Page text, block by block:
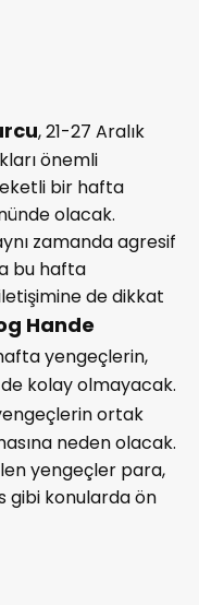
, 21-27 Aralık
önemli
bir hafta
olacak.
zamanda agresif
bu hafta
de dikkat
Hande
yengeçlerin,
kolay olmayacak.
ortak
neden olacak.
yengeçler para,
gibi konularda ön